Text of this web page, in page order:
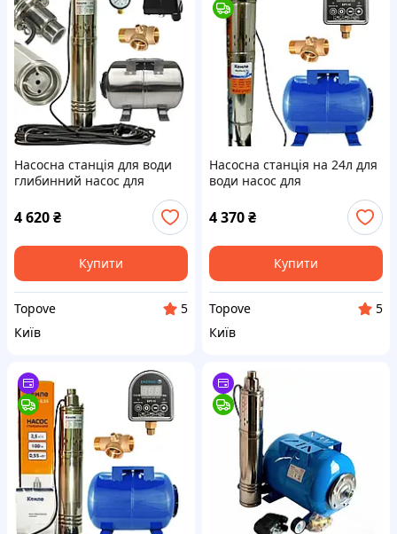
Насосна станція для води
глибинний насос для
занурювальний шнековий
Кенле в колодязь Kenle 4
QGDa 0.37
4 620₴
Купити
Topove
5
Київ
Насосна станція на 24л для
води насос для
Kenle 4 QGDa 0.75
шнековий з реле EPT-15
4 370₴
Купити
Topove
5
Київ